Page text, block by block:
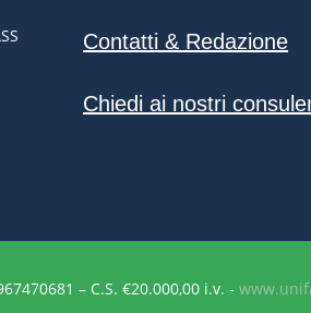
Contatti & Redazione
Chiedi ai nostri
– C.S. €20.000,00 i.v. -